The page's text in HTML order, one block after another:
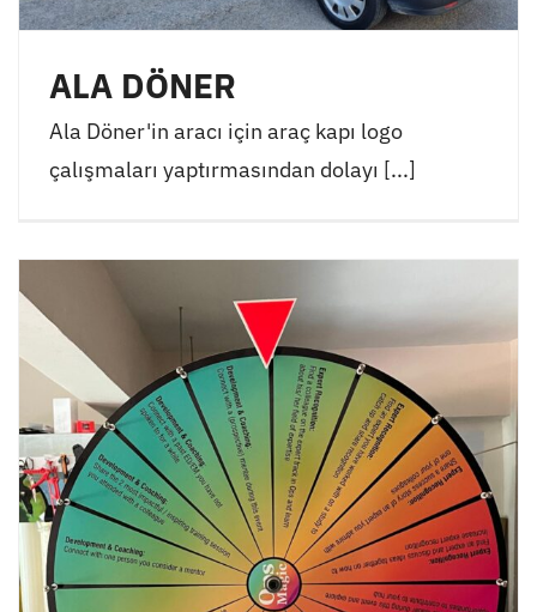
ALA DÖNER
Ala Döner'in aracı için araç kapı logo
çalışmaları yaptırmasından dolayı [...]